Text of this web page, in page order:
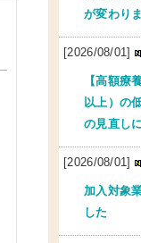
が変わり
[2026/08/01]
【高額療
以上）の
の見直し
[2026/08/01]
加入対象
した